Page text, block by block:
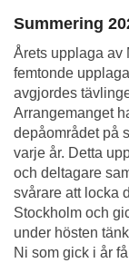
Summering
Årets upplaga av
femtonde
avgjordes
Arrangemanget
depåområdet på
varje år. Detta
och deltagare
svårare att locka
Stockholm och
under hösten
Ni som gick i år